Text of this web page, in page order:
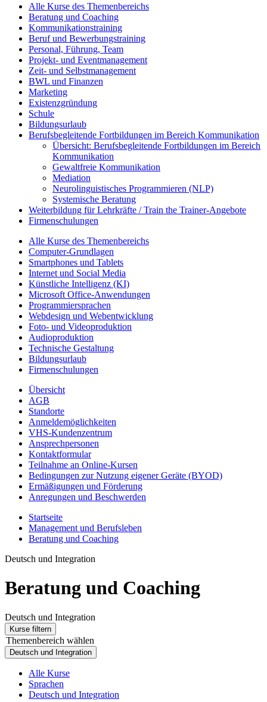
Alle Kurse des Themenbereichs
Beratung und Coaching
Kommunikationstraining
Beruf und Bewerbungstraining
Personal, Führung, Team
Projekt- und Eventmanagement
Zeit- und Selbstmanagement
BWL und Finanzen
Marketing
Existenzgründung
Schule
Bildungsurlaub
Berufsbegleitende Fortbildungen im Bereich Kommunikation
Übersicht: Berufsbegleitende Fortbildungen im Bereich
Kommunikation
Gewaltfreie Kommunikation
Mediation
Neurolinguistisches Programmieren (NLP)
Systemische Beratung
Weiterbildung für Lehrkräfte / Train the Trainer-Angebote
Firmenschulungen
Alle Kurse des Themenbereichs
Computer-Grundlagen
Smartphones und Tablets
Internet und Social Media
Künstliche Intelligenz (KI)
Microsoft Office-Anwendungen
Programmiersprachen
Webdesign und Webentwicklung
Foto- und Videoproduktion
Audioproduktion
Technische Gestaltung
Bildungsurlaub
Firmenschulungen
Übersicht
AGB
Standorte
Anmeldemöglichkeiten
VHS-Kundenzentrum
Ansprechpersonen
Kontaktformular
Teilnahme an Online-Kursen
Bedingungen zur Nutzung eigener Geräte (BYOD)
Ermäßigungen und Förderung
Anregungen und Beschwerden
Startseite
Management und Berufsleben
Beratung und Coaching
Deutsch und Integration
Beratung und Coaching
Deutsch und Integration
Kurse filtern
Themenbereich wählen
Deutsch und Integration
Alle Kurse
Sprachen
Deutsch und Integration